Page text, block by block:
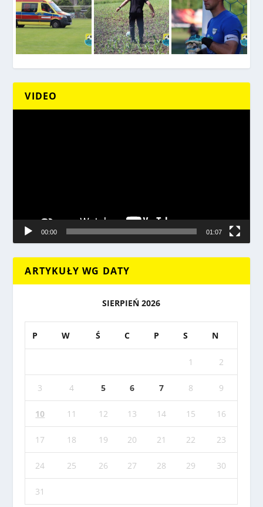
VIDEO
00:00 01:07
ARTYKUŁY WG DATY
SIERPIEŃ 2026
P W Ś C P S N
1 2
3 4 5 6 7 8 9
10 11 12 13 14 15 16
17 18 19 20 21 22 23
24 25 26 27 28 29 30
31